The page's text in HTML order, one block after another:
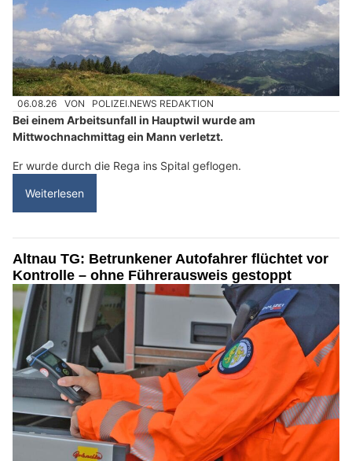
06.08.26 VON POLIZEI.NEWS REDAKTION
Bei einem Arbeitsunfall in Hauptwil wurde am
Mittwochnachmittag ein Mann verletzt.
Er wurde durch die Rega ins Spital geflogen.
Weiterlesen
Altnau TG: Betrunkener Autofahrer flüchtet vor
Kontrolle – ohne Führerausweis gestoppt